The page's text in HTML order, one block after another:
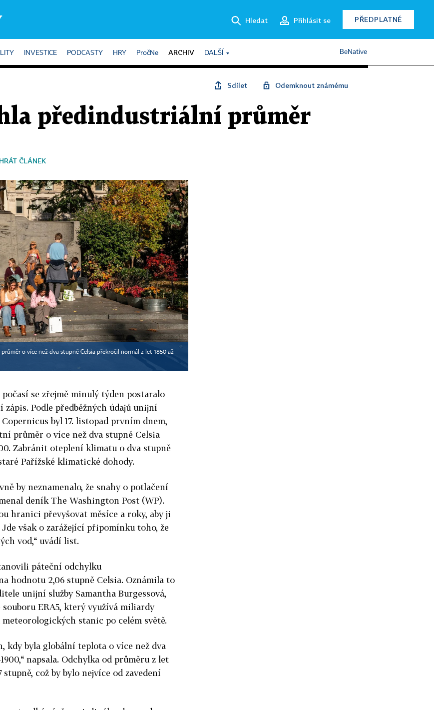
Hledat Přihlásit se PŘEDPLATNÉ
INVESTICE PODCASTY HRY PročNe ARCHIV DALŠÍ BeNative
Sdílet Odemknout známému
předindustriální průměr
ČLÁNEK
o více než dva stupně Celsia překročil normál z let 1850 až
se zřejmě minulý týden postaralo
zápis. Podle předběžných údajů unijní
byl 17. listopad prvním dnem,
průměr o více než dva stupně Celsia
Zabránit oteplení klimatu o dva stupně
Pařížské klimatické dohody.
by neznamenalo, že snahy o potlačení
deník The Washington Post (WP).
hranici převyšovat měsíce a roky, aby ji
však o zarážející připomínku toho, že
vod,“ uvádí list.
páteční odchylku
hodnotu 2,06 stupně Celsia. Oznámila to
unijní služby Samantha Burgessová,
ERA5, který využívá miliardy
stanic po celém světě.
kdy byla globální teplota o více než dva
napsala. Odchylka od průměru z let
stupně, což by bylo nejvíce od zavedení